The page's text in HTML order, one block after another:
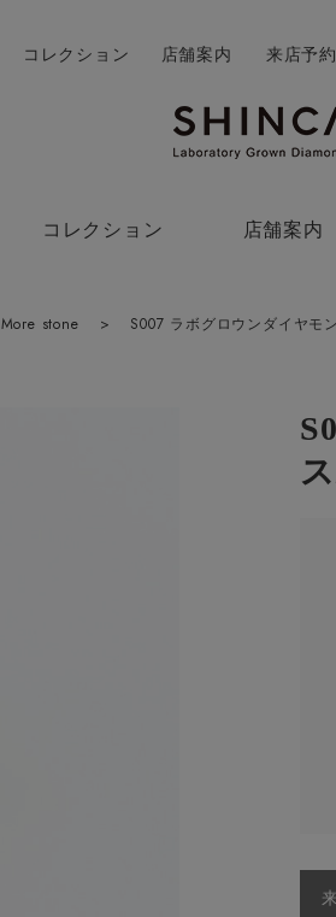
コレクション 店舗案内
コレクション 店舗案内 来店予約
More stone > S007 ラボグロウンダイヤ